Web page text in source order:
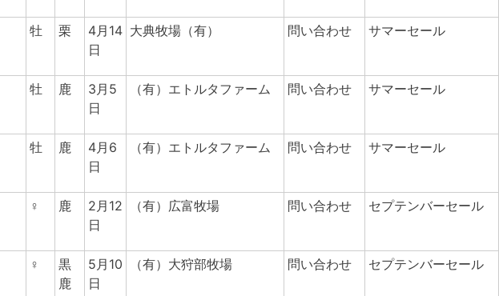
牡 栗
4月14
日
大典牧場（有） 問い合わせ サマーセール
牡 鹿
3月5
日
（有）エトルタファーム 問い合わせ サマーセール
牡 鹿
4月6
日
（有）エトルタファーム 問い合わせ サマーセール
♀ 鹿
2月12
日
（有）広富牧場 問い合わせ セプテンバーセール
♀
黒
鹿
5月10
日
（有）大狩部牧場 問い合わせ セプテンバーセール